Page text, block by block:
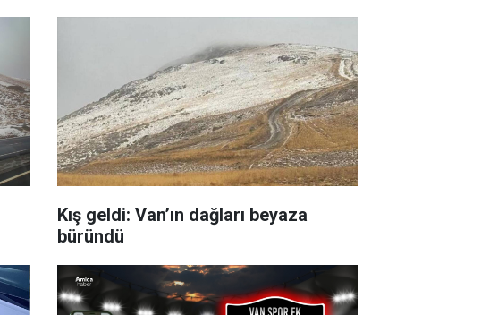
Kış geldi: Van’ın dağları beyaza
büründü